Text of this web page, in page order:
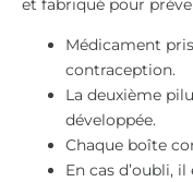
et fabriqué pour
Médicament
contraception.
La deuxième
développée.
Chaque boîte
En cas d’oubli,